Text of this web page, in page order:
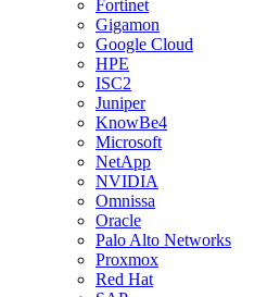
Fortinet
Gigamon
Google Cloud
HPE
ISC2
Juniper
KnowBe4
Microsoft
NetApp
NVIDIA
Omnissa
Oracle
Palo Alto Networks
Proxmox
Red Hat